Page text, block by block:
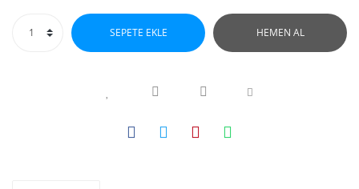
SEPETE EKLE HEMEN AL